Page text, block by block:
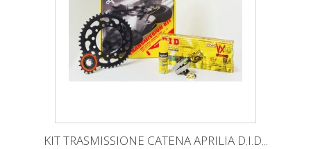
KIT TRASMISSIONE CATENA APRILIA D.I.D...